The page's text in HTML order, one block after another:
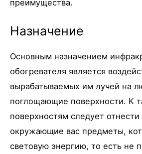
преимущества.
Назначение
Основным назначением
обогревателя является
вырабатываемых им лучей на
поглощающие поверхности. К
поверхностям следует
окружающие вас предметы,
световую энергию, то есть не